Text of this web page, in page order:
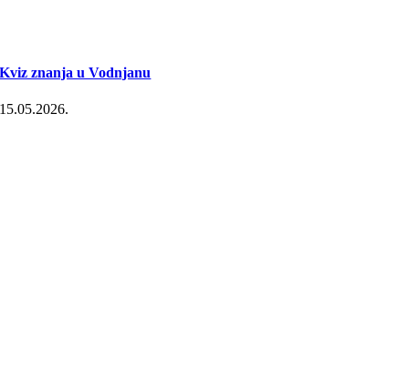
Kviz znanja u Vodnjanu
15.05.2026.